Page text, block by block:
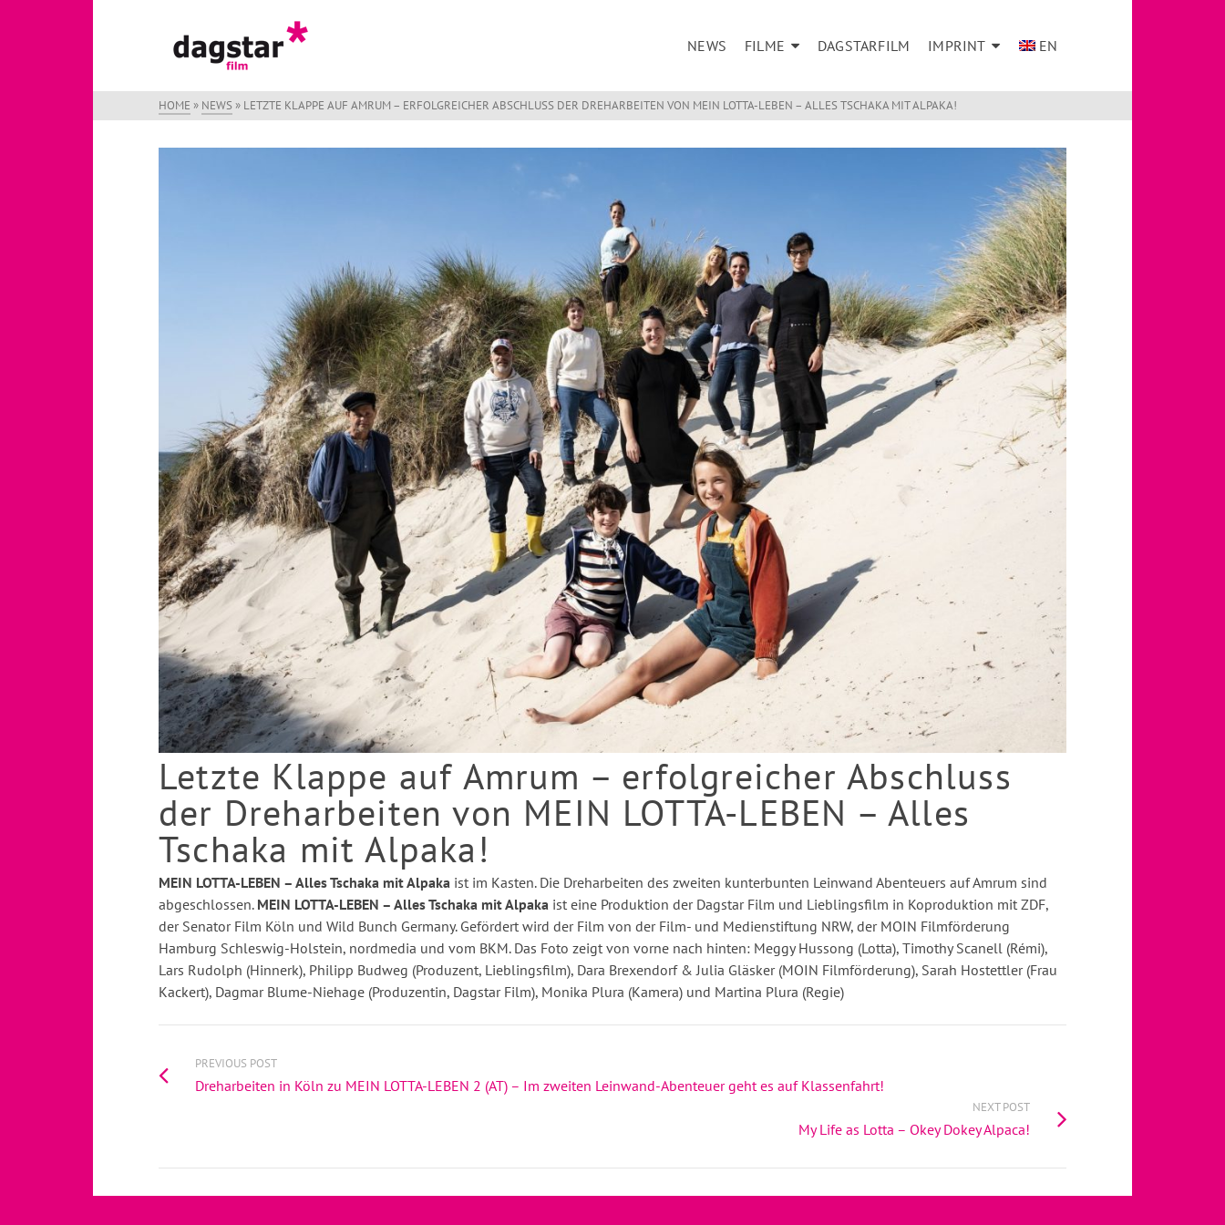
NEWS FILME DAGSTARFILM IMPRINT EN
HOME » NEWS» LETZTE KLAPPE AUF AMRUM – ERFOLGREICHER ABSCHLUSS DER DREHARBEITEN VON MEIN LOTTA-LEBEN – ALLES TSCHAKA MIT ALPAKA!
Letzte Klappe auf Amrum – erfolgreicher Abschluss
der Dreharbeiten von MEIN LOTTA-LEBEN – Alles
Tschaka mit Alpaka!
MEIN LOTTA-LEBEN – Alles Tschaka mit Alpaka ist im Kasten. Die Dreharbeiten des zweiten kunterbunten Leinwand Abenteuers auf Amrum sind
abgeschlossen. MEIN LOTTA-LEBEN – Alles Tschaka mit Alpaka ist eine Produktion der Dagstar Film und Lieblingsfilm in Koproduktion mit ZDF,
der Senator Film Köln und Wild Bunch Germany. Gefördert wird der Film von der Film- und Medienstiftung NRW, der MOIN Filmförderung
Hamburg Schleswig-Holstein, nordmedia und vom BKM. Das Foto zeigt von vorne nach hinten: Meggy Hussong (Lotta), Timothy Scanell (Rémi),
Lars Rudolph (Hinnerk), Philipp Budweg (Produzent, Lieblingsfilm), Dara Brexendorf & Julia Gläsker (MOIN Filmförderung), Sarah Hostettler (Frau
Kackert), Dagmar Blume-Niehage (Produzentin, Dagstar Film), Monika Plura (Kamera) und Martina Plura (Regie)
PREVIOUS POST
Dreharbeiten in Köln zu MEIN LOTTA-LEBEN 2 (AT) – Im zweiten Leinwand-Abenteuer geht es auf Klassenfahrt!
NEXT POST
My Life as Lotta – Okey Dokey Alpaca!